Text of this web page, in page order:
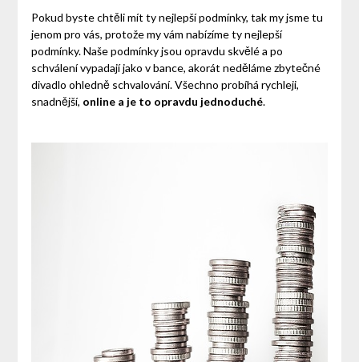
Pokud byste chtěli mít ty nejlepší podmínky, tak my jsme tu
jenom pro vás, protože my vám nabízíme ty nejlepší
podmínky. Naše podmínky jsou opravdu skvělé a po
schválení vypadají jako v bance, akorát neděláme zbytečné
divadlo ohledně schvalování. Všechno probíhá rychleji,
snadnější, online a je to opravdu jednoduché.